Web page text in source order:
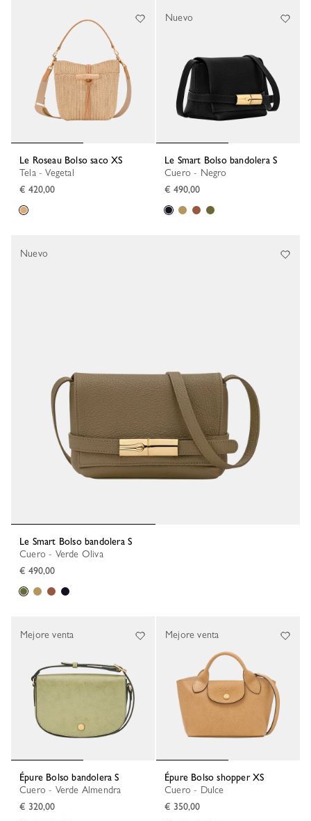
Le Roseau Bolso saco XS
Tela - Vegetal
€ 420,00
Le Smart Bolso bandolera S
Cuero - Negro
€ 490,00
Nuevo
Le Smart Bolso bandolera S
Cuero - Verde Oliva
€ 490,00
Nuevo
Épure Bolso bandolera S
Cuero - Verde Almendra
€ 320,00
Mejore venta
Épure Bolso shopper XS
Cuero - Dulce
€ 350,00
Mejore venta